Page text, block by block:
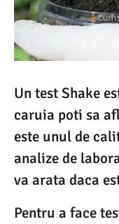
Un test Shake
caruia poti sa
este unul de
analize de
va arata daca
Pentru a face